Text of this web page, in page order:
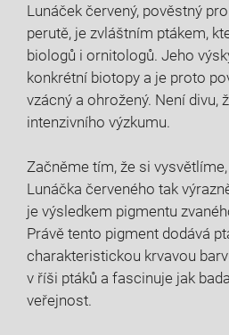
Lunáček červený, pověstný
perutě, je zvláštním ptákem,
biologů i ornitologů. Jeho
konkrétní biotopy a je proto
vzácný a ohrožený. Není divu,
intenzivního výzkumu.
Začněme tím, že si
Lunáčka červeného tak
je výsledkem pigmentu
Právě tento pigment dodává
charakteristickou krvavou
v říši ptáků a fascinuje jak
veřejnost.